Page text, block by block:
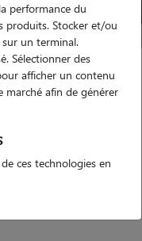
performance du
produits. Stocker et/ou
un terminal.
Sélectionner des
afficher un contenu
marché afin de générer
ces technologies en